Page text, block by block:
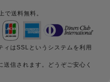
送料無料。
はSSLというシステムを利用
信されます。どうぞご安心く